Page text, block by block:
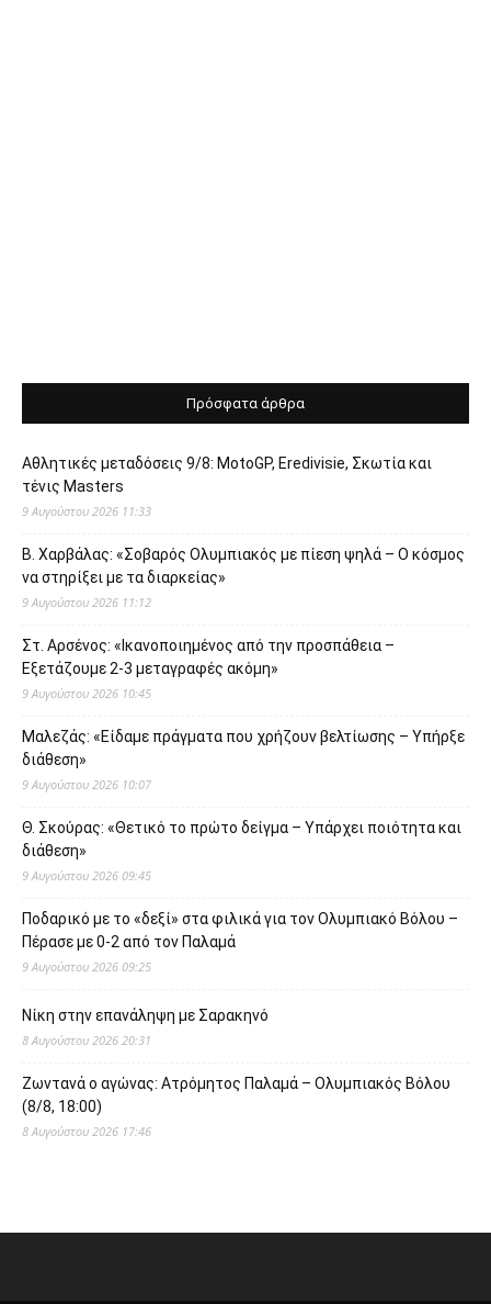
Πρόσφατα άρθρα
Αθλητικές μεταδόσεις 9/8: MotoGP, Eredivisie, Σκωτία και
τένις Masters
9 Αυγούστου 2026 11:33
Β. Χαρβάλας: «Σοβαρός Ολυμπιακός με πίεση ψηλά – Ο κόσμος
να στηρίξει με τα διαρκείας»
9 Αυγούστου 2026 11:12
Στ. Αρσένος: «Ικανοποιημένος από την προσπάθεια –
Εξετάζουμε 2-3 μεταγραφές ακόμη»
9 Αυγούστου 2026 10:45
Μαλεζάς: «Είδαμε πράγματα που χρήζουν βελτίωσης – Υπήρξε
διάθεση»
9 Αυγούστου 2026 10:07
Θ. Σκούρας: «Θετικό το πρώτο δείγμα – Υπάρχει ποιότητα και
διάθεση»
9 Αυγούστου 2026 09:45
Ποδαρικό με το «δεξί» στα φιλικά για τον Ολυμπιακό Βόλου –
Πέρασε με 0-2 από τον Παλαμά
9 Αυγούστου 2026 09:25
Νίκη στην επανάληψη με Σαρακηνό
8 Αυγούστου 2026 20:31
Ζωντανά ο αγώνας: Ατρόμητος Παλαμά – Ολυμπιακός Βόλου
(8/8, 18:00)
8 Αυγούστου 2026 17:46